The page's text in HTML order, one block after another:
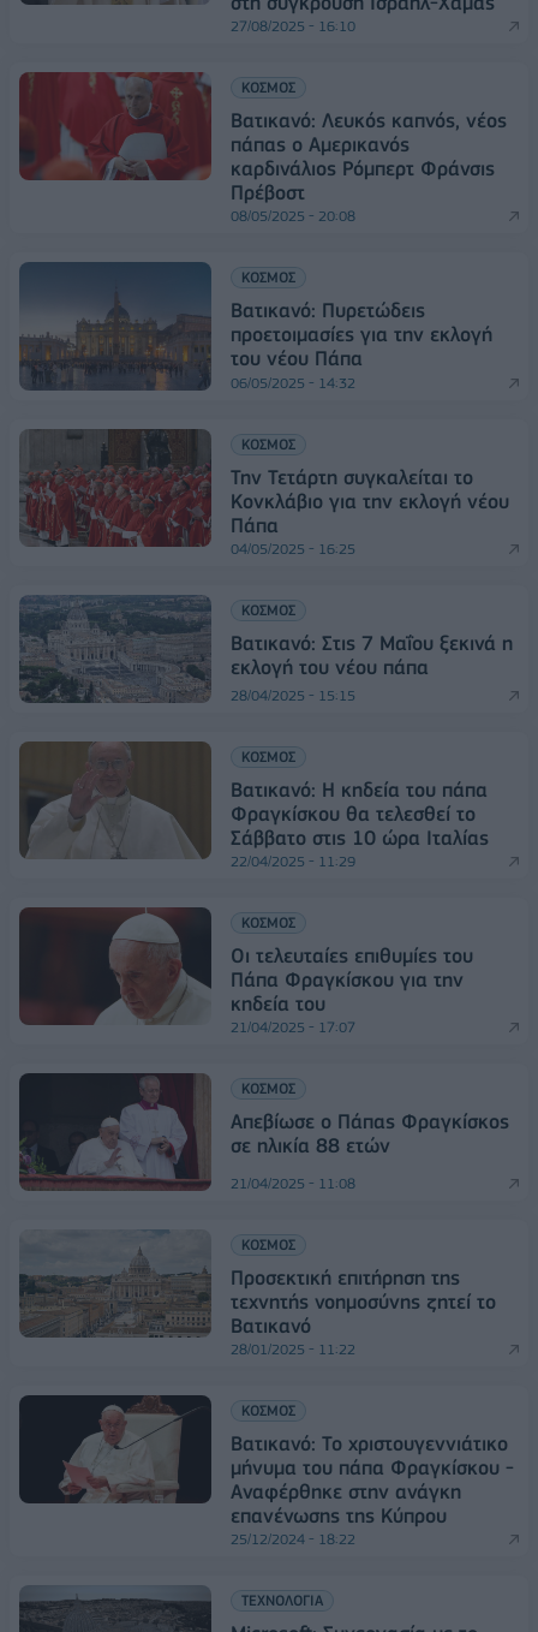
27/08/2025 - 16:10
ΚΟΣΜΟΣ
Βατικανό: Λευκός καπνός, νέος
πάπας ο Αμερικανός
καρδινάλιος Ρόμπερτ Φράνσις
Πρέβοστ
08/05/2025 - 20:08
ΚΟΣΜΟΣ
Βατικανό: Πυρετώδεις
προετοιμασίες για την εκλογή
του νέου Πάπα
06/05/2025 - 14:32
ΚΟΣΜΟΣ
Την Τετάρτη συγκαλείται το
Κονκλάβιο για την εκλογή νέου
Πάπα
04/05/2025 - 16:25
ΚΟΣΜΟΣ
Βατικανό: Στις 7 Μαΐου ξεκινά η
εκλογή του νέου πάπα
28/04/2025 - 15:15
ΚΟΣΜΟΣ
Βατικανό: Η κηδεία του πάπα
Φραγκίσκου θα τελεσθεί το
Σάββατο στις 10 ώρα Ιταλίας
22/04/2025 - 11:29
ΚΟΣΜΟΣ
Οι τελευταίες επιθυμίες του
Πάπα Φραγκίσκου για την
κηδεία του
21/04/2025 - 17:07
ΚΟΣΜΟΣ
Απεβίωσε ο Πάπας Φραγκίσκος
σε ηλικία 88 ετών
21/04/2025 - 11:08
ΚΟΣΜΟΣ
Προσεκτική επιτήρηση της
τεχνητής νοημοσύνης ζητεί το
Βατικανό
28/01/2025 - 11:22
ΚΟΣΜΟΣ
Βατικανό: Το χριστουγεννιάτικο
μήνυμα του πάπα Φραγκίσκου -
Αναφέρθηκε στην ανάγκη
επανένωσης της Κύπρου
25/12/2024 - 18:22
ΤΕΧΝΟΛΟΓΙΑ